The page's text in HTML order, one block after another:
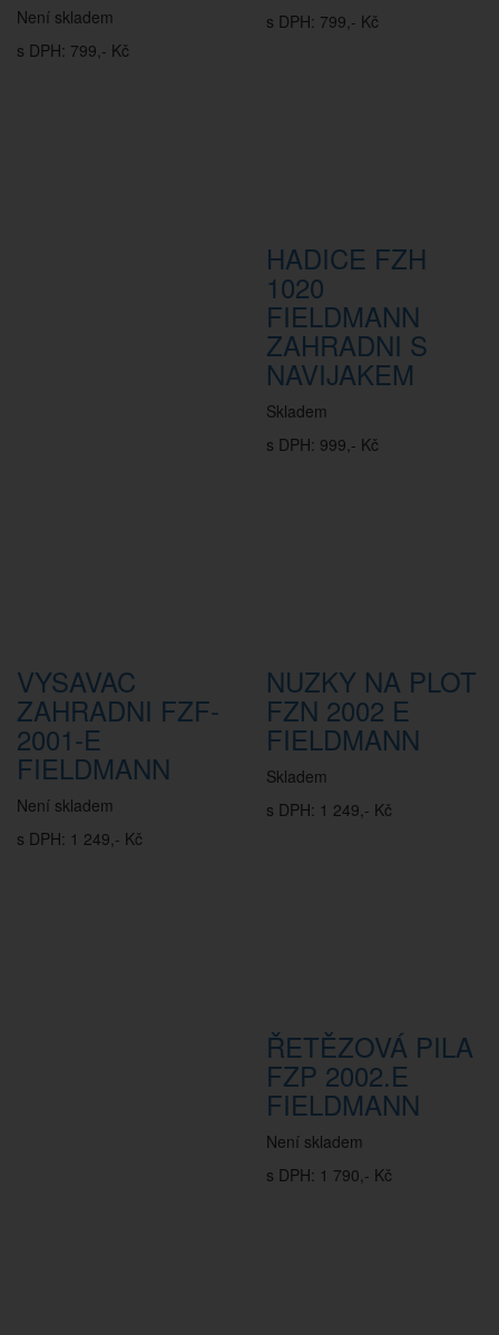
Není skladem
s DPH: 799,- Kč
s DPH: 799,- Kč
HADICE FZH
1020
FIELDMANN
ZAHRADNI S
NAVIJAKEM
Skladem
s DPH: 999,- Kč
VYSAVAC
ZAHRADNI FZF-
2001-E
FIELDMANN
Není skladem
s DPH: 1 249,- Kč
NUZKY NA PLOT
FZN 2002 E
FIELDMANN
Skladem
s DPH: 1 249,- Kč
ŘETĚZOVÁ PILA
FZP 2002.E
FIELDMANN
Není skladem
s DPH: 1 790,- Kč